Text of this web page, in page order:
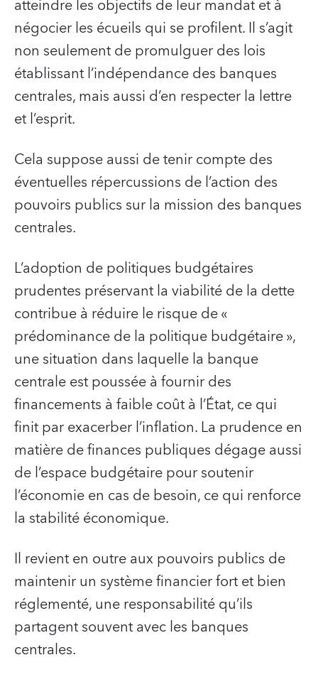
atteindre les objectifs de leur mandat et à
négocier les écueils qui se profilent. Il s’agit
non seulement de promulguer des lois
établissant l’indépendance des banques
centrales, mais aussi d’en respecter la lettre
et l’esprit.
Cela suppose aussi de tenir compte des
éventuelles répercussions de l’action des
pouvoirs publics sur la mission des banques
centrales.
L’adoption de politiques budgétaires
prudentes préservant la viabilité de la dette
contribue à réduire le risque de «
prédominance de la politique budgétaire »,
une situation dans laquelle la banque
centrale est poussée à fournir des
financements à faible coût à l’État, ce qui
finit par exacerber l’inflation. La prudence en
matière de finances publiques dégage aussi
de l’espace budgétaire pour soutenir
l’économie en cas de besoin, ce qui renforce
la stabilité économique.
Il revient en outre aux pouvoirs publics de
maintenir un système financier fort et bien
réglementé, une responsabilité qu’ils
partagent souvent avec les banques
centrales.